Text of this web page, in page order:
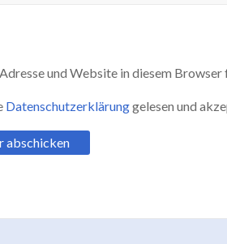
und Website in diesem Browser
Datenschutzerklärunggelesen und